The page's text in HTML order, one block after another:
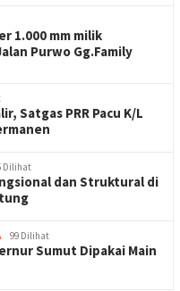
1.000 mm milik
Purwo Gg.Family
Satgas PRR Pacu K/L
Dilihat
dan Struktural di
99 Dilihat
Sumut Dipakai Main